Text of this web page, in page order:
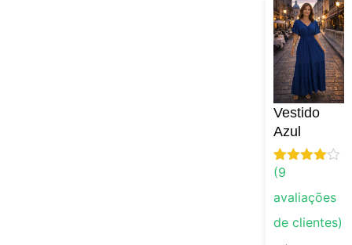
Vestido
Azul
Avaliado
de 5, com
em
9
(9
avaliações
de clientes)